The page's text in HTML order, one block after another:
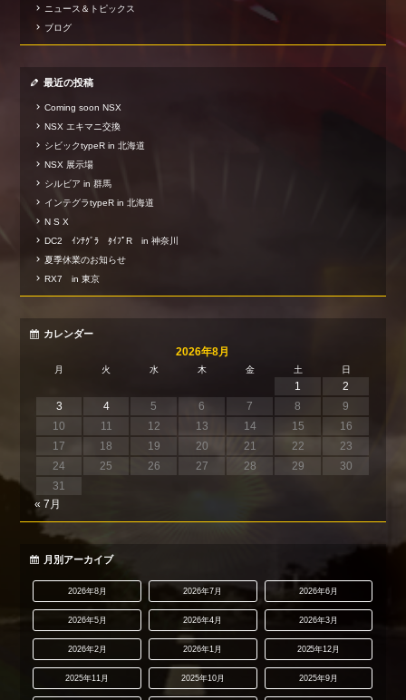
ニュース＆トピックス
ブログ
最近の投稿
Coming soon NSX
NSX エキマニ交換
シビックtypeR in 北海道
NSX 展示場
シルビア in 群馬
インテグラtypeR in 北海道
N S X
DC2 ｲﾝﾃｸﾞﾗ ﾀｲﾌﾟR in 神奈川
夏季休業のお知らせ
RX7 in 東京
カレンダー
2026年8月
月 火 水 木 金 土 日
1
2
3
4 5 6 7 8
9
10
11 12 13 14 15
16
17
18 19 20 21 22
23
24
25 26 27 28 29
30
31
« 7月
月別アーカイブ
2026年8月 2026年7月 2026年6月
2026年5月 2026年4月 2026年3月
2026年2月 2026年1月 2025年12月
2025年11月 2025年10月 2025年9月